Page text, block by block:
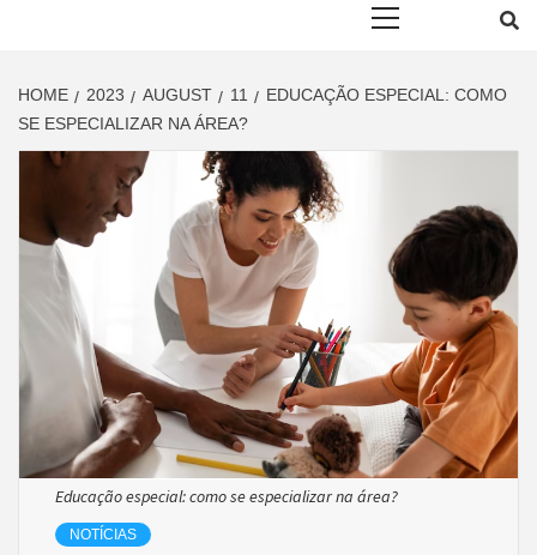
HOME 2023 AUGUST 11
EDUCAÇÃO ESPECIAL: COMO
SE ESPECIALIZAR NA ÁREA?
Educação especial: como se especializar na área?
NOTÍCIAS